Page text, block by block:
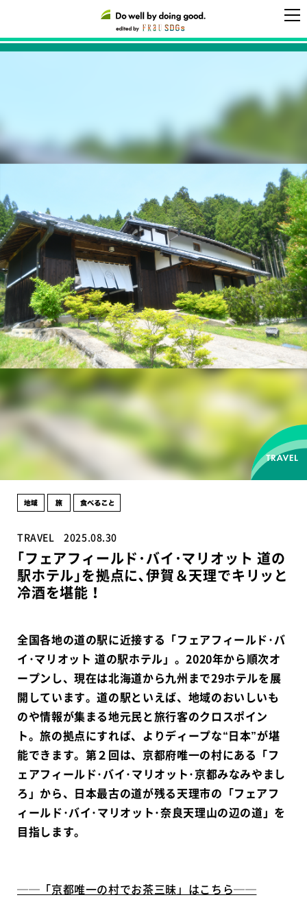
TRAVEL 2025.08.30
｢フェアフィールド･バイ･マリオット 道の
駅ホテル｣を拠点に､伊賀＆天理でキリッと
冷酒を堪能！
全国各地の道の駅に近接する「フェアフィールド･バ
イ･マリオット 道の駅ホテル」。2020年から順次オ
ープンし、現在は北海道から九州まで29ホテルを展
開しています。道の駅といえば、地域のおいしいも
のや情報が集まる地元民と旅行客のクロスポイン
ト。旅の拠点にすれば、よりディープな“日本”が堪
能できます。第２回は、京都府唯一の村にある「フ
ェアフィールド･バイ･マリオット･京都みなみやまし
ろ」から、日本最古の道が残る天理市の「フェアフ
ィールド･バイ･マリオット･奈良天理山の辺の道」を
目指します。
──「京都唯一の村でお茶三昧」はこちら──